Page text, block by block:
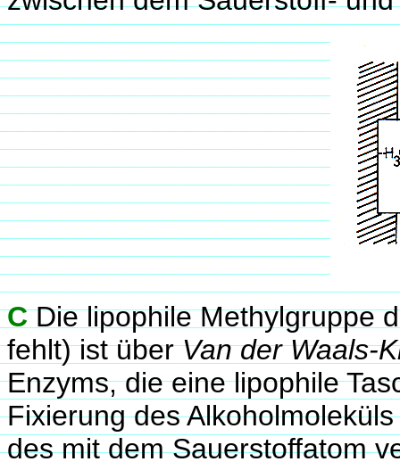
CDie lipophile Methylgruppe
fehlt) ist überVan der Waals-
Enzyms, die eine lipophile
Fixierung des
des mit dem Sauerstoffatom